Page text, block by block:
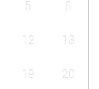
5 6
12 13
19 20